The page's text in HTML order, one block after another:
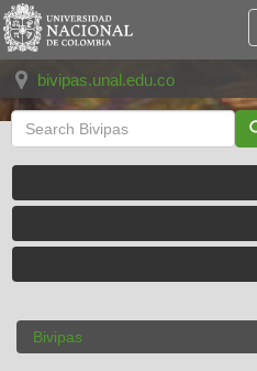
Skip
navigation
bivipas.unal.edu.co
Bivipas